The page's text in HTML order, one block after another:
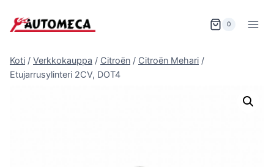
sisältöön
0
Koti / Verkkokauppa / Citroën / Citroën Mehari /
Etujarrusylinteri 2CV, DOT4